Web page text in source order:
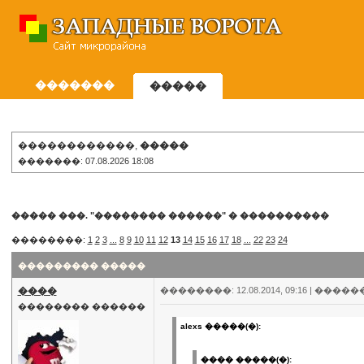
������� �����
������������, �����
�������: 07.08.2026 18:08
����� ���. "�������� ������"� ����������
��������: 1 2 3 8 9 10 11 12 13 14 15 16 17 18 22 23 24
��������� �����
����
�������� ������
��������: 12.08.2014, 09:16 |
alexs �����(�):
���� �����(�):